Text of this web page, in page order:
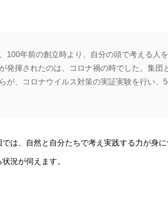
100年前の創立時より、自分の頭で考える人
発揮されたのは、コロナ禍の時でした。集団
が、コロナウイルス対策の実証実験を行い、
は、自然と自分たちで考え実践する力が身
況が伺えます。